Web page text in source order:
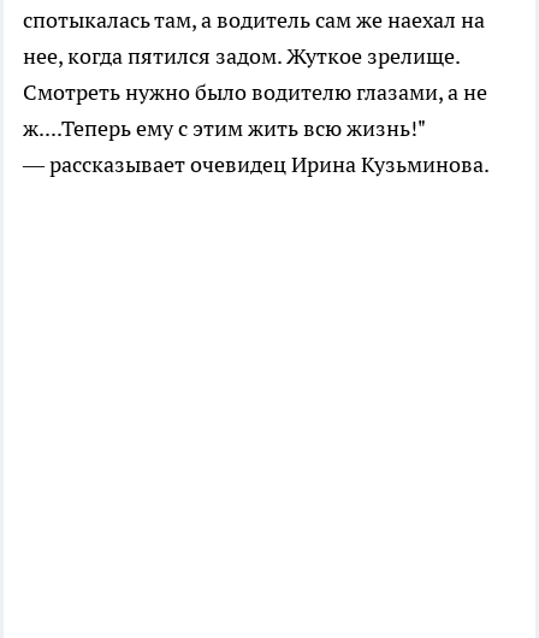
спотыкалась там, а водитель сам же наехал на
нее, когда пятился задом. Жуткое зрелище.
Смотреть нужно было водителю глазами, а не
ж....Теперь ему с этим жить всю жизнь!"
— рассказывает очевидец Ирина Кузьминова.